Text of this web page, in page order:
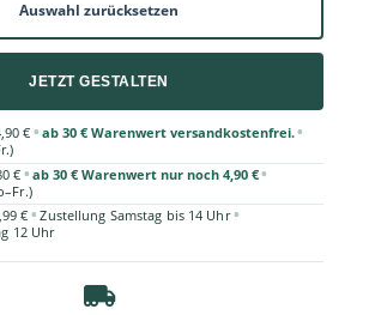
Auswahl zurücksetzen
JETZT GESTALTEN
€ • ab 30 € Warenwert versandkostenfrei.•
€ • ab 30 € Warenwert nur noch 4,90 €•
€ • Zustellung Samstag bis 14 Uhr •
12 Uhr